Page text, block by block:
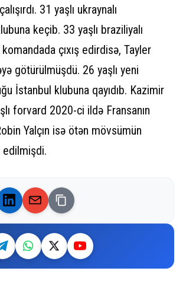
31 yaşlı ukraynalı
keçib. 33 yaşlı braziliyalı
çıxış edirdisə, Tayler
götürülmüşdü. 26 yaşlı yeni
İstanbul klubuna qayıdıb. Kazimir
forvard 2020-ci ildə Fransanın
Yalçın isə ötən mövsümün
edilmişdi.